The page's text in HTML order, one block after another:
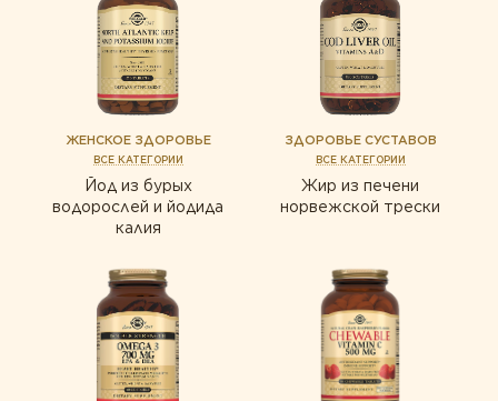
ЖЕНСКОЕ ЗДОРОВЬЕ
ВСЕ КАТЕГОРИИ
Йод из бурых
водорослей и йодида
калия
ЗДОРОВЬЕ СУСТАВОВ
ВСЕ КАТЕГОРИИ
Жир из печени
норвежской трески